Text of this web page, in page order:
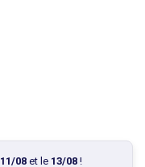
11/08et le 13/08!